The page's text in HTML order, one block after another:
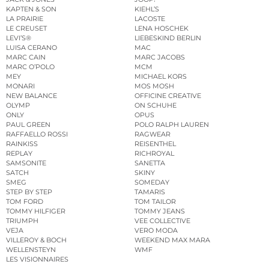
KAPTEN & SON
KIEHL’S
LA PRAIRIE
LACOSTE
LE CREUSET
LENA HOSCHEK
LEVI’S®
LIEBESKIND BERLIN
LUISA CERANO
MAC
MARC CAIN
MARC JACOBS
MARC O’POLO
MCM
MEY
MICHAEL KORS
MONARI
MOS MOSH
NEW BALANCE
OFFICINE CREATIVE
OLYMP
ON SCHUHE
ONLY
OPUS
PAUL GREEN
POLO RALPH LAUREN
RAFFAELLO ROSSI
RAGWEAR
RAINKISS
REISENTHEL
REPLAY
RICHROYAL
SAMSONITE
SANETTA
SATCH
SKINY
SMEG
SOMEDAY
STEP BY STEP
TAMARIS
TOM FORD
TOM TAILOR
TOMMY HILFIGER
TOMMY JEANS
TRIUMPH
VEE COLLECTIVE
VEJA
VERO MODA
VILLEROY & BOCH
WEEKEND MAX MARA
WELLENSTEYN
WMF
LES VISIONNAIRES